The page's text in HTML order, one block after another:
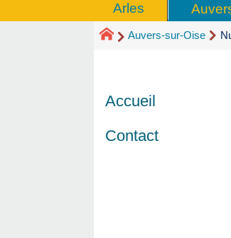
Arles
Auvers-sur-Oise
Accueil
Contact